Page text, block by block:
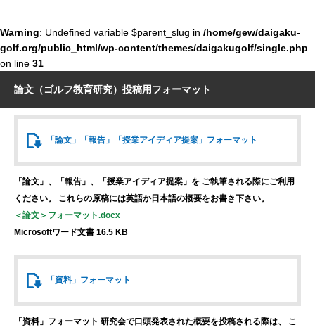
Warning: Undefined variable $parent_slug in /home/gew/daigaku-
golf.org/public_html/wp-content/themes/daigakugolf/single.php
on line 31
論文（ゴルフ教育研究）投稿用フォーマット
「論文」「報告」 「授業アイディア提案」 フォーマット
「論文」、「報告」、「授業アイディア提案」を ご執筆される際にご利用
ください。
これらの原稿には英語か日本語の概要をお書き下さい。
＜論文＞フォーマット.docx
Microsoftワード文書 16.5 KB
「資料」 フォーマット
「資料」フォーマット 研究会で口頭発表された概要を投稿される際は、
こ